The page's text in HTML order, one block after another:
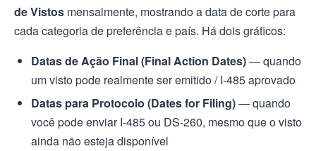
de Vistos mensalmente, mostrando a data de corte para
cada categoria de preferência e país. Há dois gráficos:
Datas de Ação Final (Final Action Dates)— quando
um visto pode realmente ser emitido / I-485 aprovado
Datas para Protocolo (Dates for Filing)— quando
você pode enviar I-485 ou DS-260, mesmo que o visto
ainda não esteja disponível